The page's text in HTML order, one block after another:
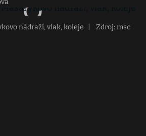
nádraží, vlak, koleje Zdroj: msc